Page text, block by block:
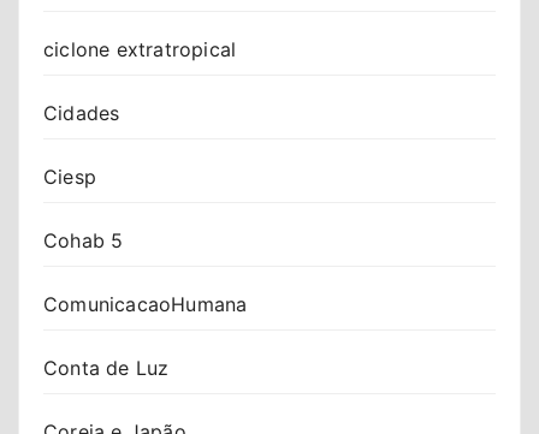
ciclone extratropical
Cidades
Ciesp
Cohab 5
ComunicacaoHumana
Conta de Luz